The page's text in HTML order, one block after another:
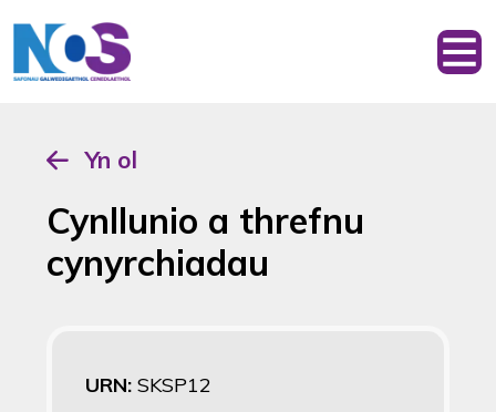
Yn ol
Cynllunio a threfnu
cynyrchiadau
URN: SKSP12